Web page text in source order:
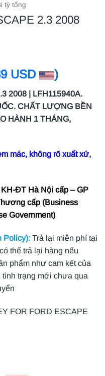
tỳ tổng
2.3 2008
USD )
2008 | LFH115940A.
CHẤT LƯỢNG BỀN
HÀNH 1 THÁNG,
mác, không rõ xuất xứ,
ĐT Hà Nội cấp – GP
cấp (Business
Government)
Policy): Trả lại miễn phí tại
thể trả lại hàng nếu
phẩm như cam kết của
trạng mới chưa qua
FOR FORD ESCAPE